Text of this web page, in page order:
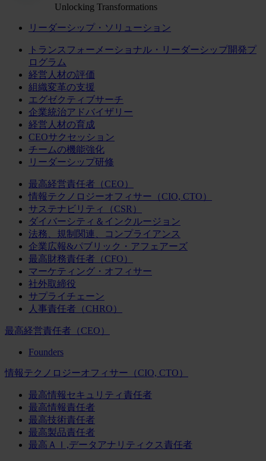
Unlocking Transformations
リーダーシップ・ソリューション
トランスフォーメーショナル・リーダーシップ開発プ
ログラム
経営人材の評価
組織変革の支援
エグゼクティブサーチ
企業統治アドバイザリー
経営人材の育成
CEOサクセッション
チームの機能強化
リーダーシップ研修
最高経営責任者（CEO）
情報テクノロジーオフィサー（CIO, CTO）
サステナビリティ（CSR）
ダイバーシティ＆インクルージョン
法務、規制関連、コンプライアンス
企業広報&パブリック・アフェアーズ
最高財務責任者（CFO）
マーケティング・オフィサー
社外取締役
サプライチェーン
人事責任者（CHRO）
最高経営責任者（CEO）
Founders
情報テクノロジーオフィサー（CIO, CTO）
最高情報セキュリティ責任者
最高情報責任者
最高技術責任者
最高製品責任者
最高ＡＩ,データアナリティクス責任者